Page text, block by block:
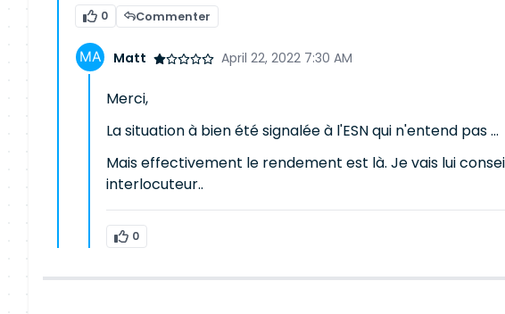
0 Commenter
Matt April 22, 2022 7:30 AM
Merci,
La situation à bien été signalée à l'ESN qui n'entend pas ...
Mais effectivement le rendement est là. Je vais lui
interlocuteur..
0